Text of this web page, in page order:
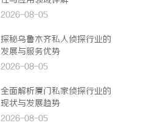
2026-08-05
探秘乌鲁木齐私人侦探行业的
发展与服务优势
2026-08-05
全面解析厦门私家侦探行业的
现状与发展趋势
2026-08-05